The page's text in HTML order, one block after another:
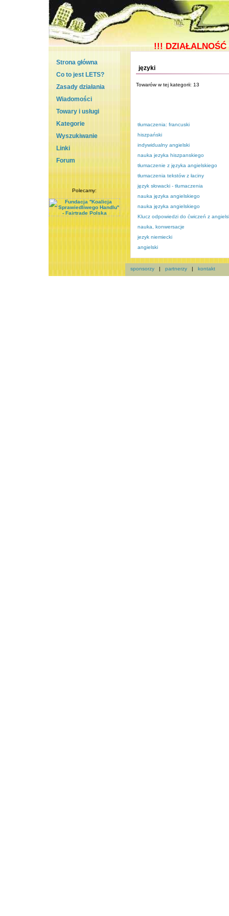
!!!DZIAŁALNOŚĆ
Strona główna
Co to jest LETS?
Zasady działania
Wiadomości
Towary i usługi
Kategorie
Wyszukiwanie
Linki
Forum
Polecamy:
języki
Towarów w tej kategorii: 13
tłumaczenia: francuski
hiszpański
indywidualny angielski
nauka jezyka hiszpanskiego
tłumaczenie z języka angielskiego
tłumaczenia tekstów z łaciny
język słowacki - tłumaczenia
nauka języka angielskiego
nauka języka angielskiego
Klucz odpowiedzi do ćwiczeń z
nauka, konwersacje
jezyk niemiecki
angielski
sponsorzy | partnerzy | kontakt